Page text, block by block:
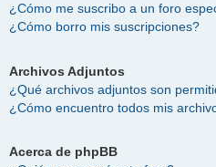
¿Cómo me suscribo a un foro
¿Cómo borro mis suscripciones?
Archivos Adjuntos
¿Qué archivos adjuntos son
¿Cómo encuentro todos mis
Acerca de phpBB